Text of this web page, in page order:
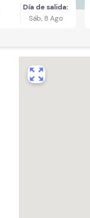
Día de salida:
Sáb, 8 Ago
zoom_out_map